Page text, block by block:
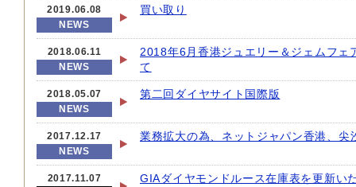
2019.06.08
NEWS
買い取り
2018.06.11
NEWS
2018年6月香港ジュエリー＆ジェムフ
て
2018.05.07
NEWS
第二回ダイヤサイト国際版
2017.12.17
NEWS
業務拡大の為、ネットジャパン香港、尖
2017.11.07
GIAダイヤモンドルース在庫表を更新い